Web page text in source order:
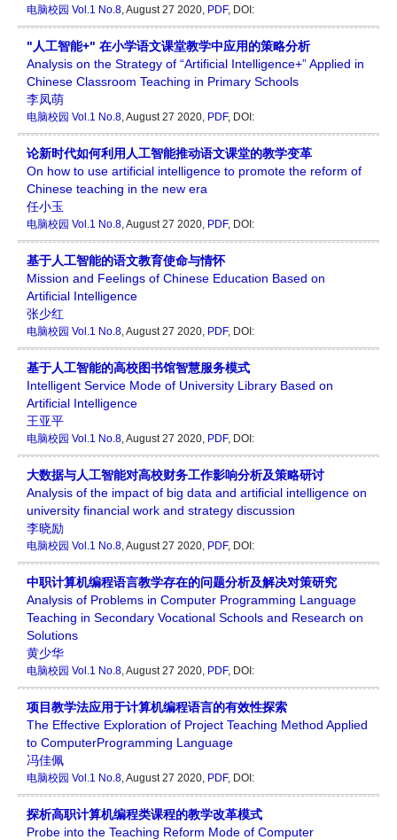
电脑校园 Vol.1 No.8, August 27 2020, PDF, DOI:
"人工智能+" 在小学语文课堂教学中应用的策略分析
Analysis on the Strategy of “Artificial Intelligence+” Applied in
Chinese Classroom Teaching in Primary Schools
李凤萌
电脑校园 Vol.1 No.8, August 27 2020, PDF, DOI:
论新时代如何利用人工智能推动语文课堂的教学变革
On how to use artificial intelligence to promote the reform of
Chinese teaching in the new era
任小玉
电脑校园 Vol.1 No.8, August 27 2020, PDF, DOI:
基于人工智能的语文教育使命与情怀
Mission and Feelings of Chinese Education Based on
Artificial Intelligence
张少红
电脑校园 Vol.1 No.8, August 27 2020, PDF, DOI:
基于人工智能的高校图书馆智慧服务模式
Intelligent Service Mode of University Library Based on
Artificial Intelligence
王亚平
电脑校园 Vol.1 No.8, August 27 2020, PDF, DOI:
大数据与人工智能对高校财务工作影响分析及策略研讨
Analysis of the impact of big data and artificial intelligence on
university financial work and strategy discussion
李晓励
电脑校园 Vol.1 No.8, August 27 2020, PDF, DOI:
中职计算机编程语言教学存在的问题分析及解决对策研究
Analysis of Problems in Computer Programming Language
Teaching in Secondary Vocational Schools and Research on
Solutions
黄少华
电脑校园 Vol.1 No.8, August 27 2020, PDF, DOI:
项目教学法应用于计算机编程语言的有效性探索
The Effective Exploration of Project Teaching Method Applied
to ComputerProgramming Language
冯佳佩
电脑校园 Vol.1 No.8, August 27 2020, PDF, DOI:
探析高职计算机编程类课程的教学改革模式
Probe into the Teaching Reform Mode of Computer